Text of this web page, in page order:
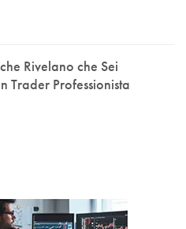
Rivelano che Sei
Trader Professionista